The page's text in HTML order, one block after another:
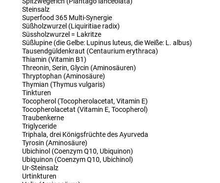
Steinsalz
Superfood 365 Multi-Synergie
Süßholzwurzel (Liquiritiae radix)
Süssholzwurzel = Lakritze
Süßlupine (die Gelbe: Lupinus luteus, die Weiße: L. albus)
Tausendgüldenkraut (Centaurium erythraca)
Thiamin (Vitamin B1)
Threonin, Serin, Glycin (Aminosäuren)
Thryptophan (Aminosäure)
Thymian (Thymus vulgaris)
Tinkturen
Tocopherol (Tocopherolacetat, Vitamin E)
Tocopherolacetat (Vitamin E, Tocopherol)
Traubenkerne
Triglyceride
Triphala, drei Königsfrüchte des Ayurveda
Tyrosin (Aminosäure)
Ubichinol (Coenzym Q10, Ubiquinon)
Ubiquinon (Coenzym Q10, Ubichinol)
Ur-Steinsalz
Urtinkturen